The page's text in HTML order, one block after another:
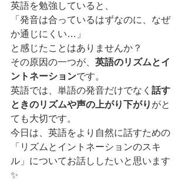
英語を勉強していると、
「発音は合っているはずなのに、なぜ
か通じにくい…」
と感じたことはありませんか？
その原因の一つが、 英語のリズムとイ
ントネーションです。
英語では、単語の発音だけでなく 話す
ときのリズムや声の上がり下がり がと
ても大切です。
今日は、英語をより自然に話すための
「リズムとイントネーションのスキ
ル」についてお話ししたいと思います
✨